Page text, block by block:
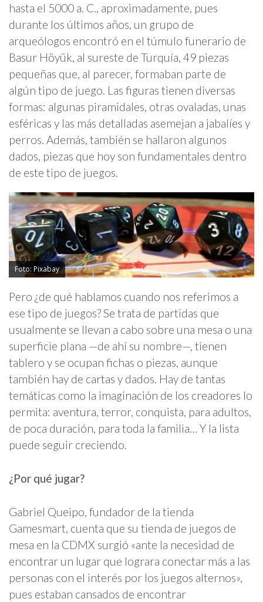
hasta el 5000 a. C., aproximadamente, pues
durante los últimos años, un grupo de
arqueólogos encontró en el túmulo funerario de
Basur Höyük, al sureste de Turquía, 49 piezas
pequeñas que, al parecer, formaban parte de
algún tipo de juego. Las figuras tienen diversas
formas: algunas piramidales, otras ovaladas, unas
esféricas y las más detalladas asemejan a jabalíes y
perros. Además, también se hallaron algunos
dados, piezas que hoy son fundamentales dentro
de este tipo de juegos.
Foto: Pixabay
Pero ¿de qué hablamos cuando nos referimos a
ese tipo de juegos? Se trata de partidas que
usualmente se llevan a cabo sobre una mesa o una
superficie plana —de ahí su nombre—, tienen
tablero y se ocupan fichas o piezas, aunque
también hay de cartas y dados. Hay de tantas
temáticas como la imaginación de los creadores lo
permita: aventura, terror, conquista, para adultos,
de poca duración, para toda la familia… Y la lista
puede seguir creciendo.
¿Por qué jugar?
Gabriel Queipo, fundador de la tienda
Gamesmart, cuenta que su tienda de juegos de
mesa en la CDMX surgió «ante la necesidad de
encontrar un lugar que lograra conectar más a las
personas con el interés por los juegos alternos»,
pues estaban cansados de encontrar